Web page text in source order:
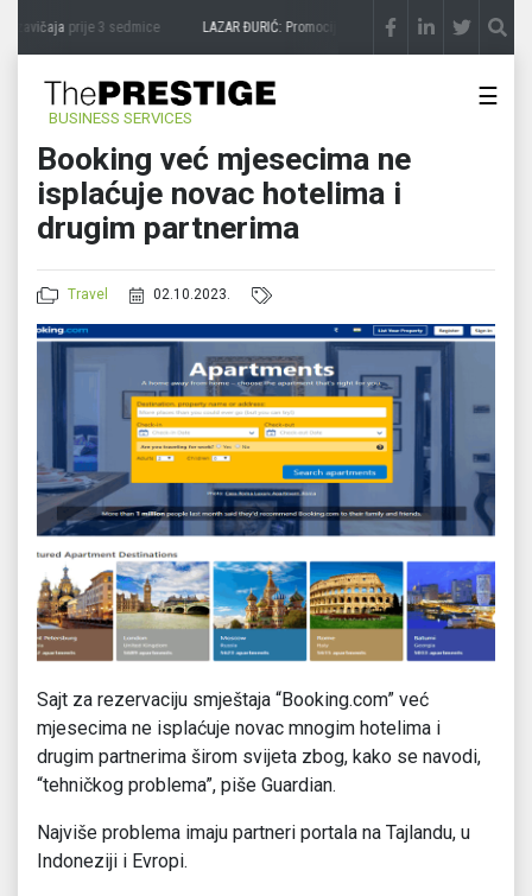
zavičajaprije 3 sedmice LAZAR ĐURIĆ: Promocija potencijal pretvara u destinaciju
BUSINESS SERVICES
☰
Booking već mjesecima ne
isplaćuje novac hotelima i
drugim partnerima
Travel 02.10.2023.
Sajt za rezervaciju smještaja “Booking.com” već
mjesecima ne isplaćuje novac mnogim hotelima i
drugim partnerima širom svijeta zbog, kako se navodi,
“tehničkog problema”, piše Guardian.
Najviše problema imaju partneri portala na Tajlandu, u
Indoneziji i Evropi.